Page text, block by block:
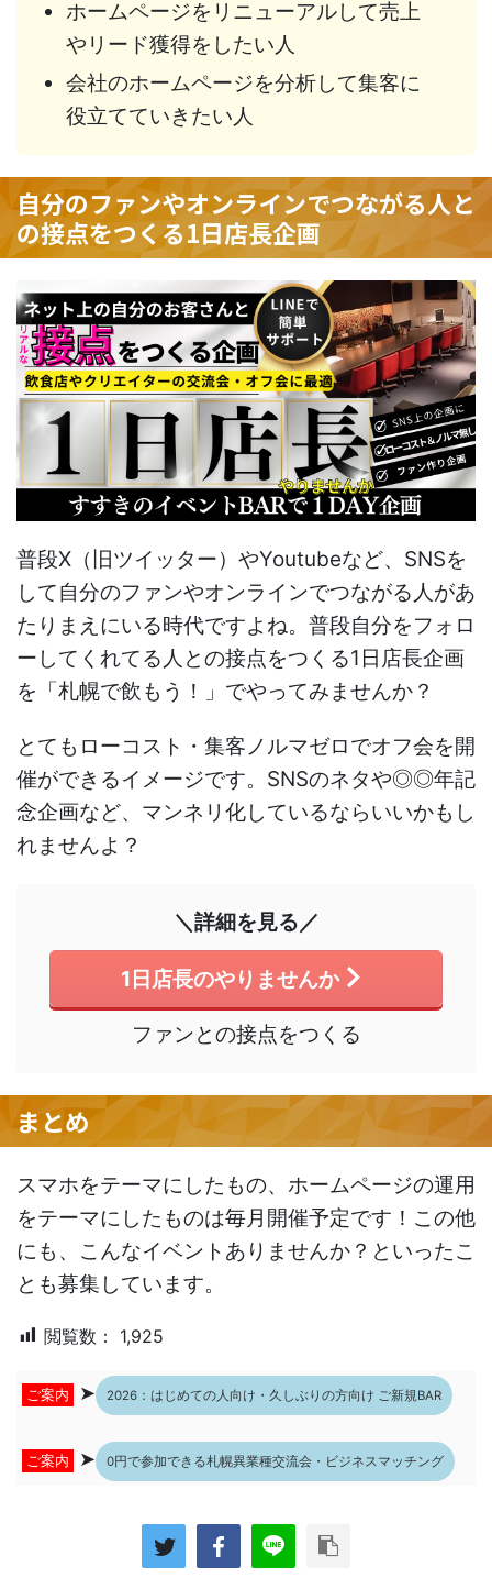
ホームページをリニューアルして売上
やリード獲得をしたい人
会社のホームページを分析して集客に
役立てていきたい人
自分のファンやオンラインでつながる人と
の接点をつくる1日店長企画
普段X（旧ツイッター）やYoutubeなど、SNSを
して自分のファンやオンラインでつながる人があ
たりまえにいる時代ですよね。普段自分をフォロ
ーしてくれてる人との接点をつくる1日店長企画
を「札幌で飲もう！」でやってみませんか？
とてもローコスト・集客ノルマゼロでオフ会を開
催ができるイメージです。SNSのネタや◎◎年記
念企画など、マンネリ化しているならいいかもし
れませんよ？
＼詳細を見る／
1日店長のやりませんか
ファンとの接点をつくる
まとめ
スマホをテーマにしたもの、ホームページの運用
をテーマにしたものは毎月開催予定です！この他
にも、こんなイベントありませんか？といったこ
とも募集しています。
閲覧数： 1,925
ご案内 ➤ 2026：はじめての人向け・久しぶりの方向け ご新規BAR
ご案内 ➤ 0円で参加できる札幌異業種交流会・ビジネスマッチング